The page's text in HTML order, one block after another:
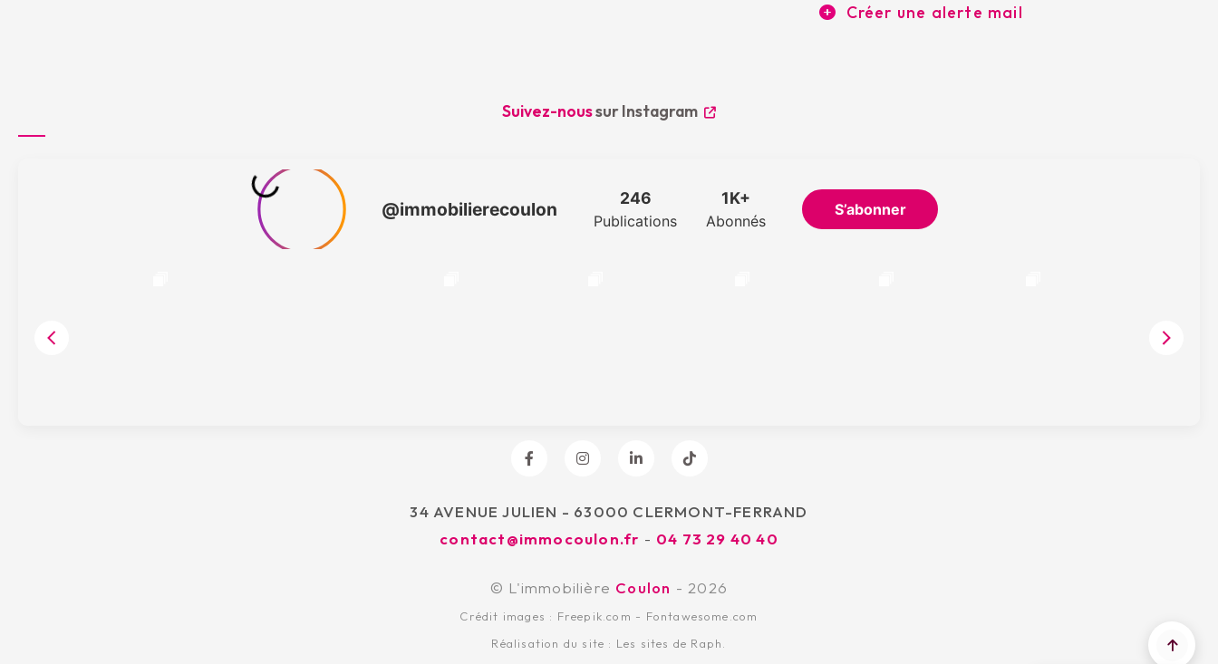
Créer une alerte mail
Suivez-noussur Instagram
34 AVENUE JULIEN - 63000 CLERMONT-FERRAND
contact@immocoulon.fr - 04 73 29 40 40
© L'immobilière Coulon - 2026
Crédit images : Freepik.com - Fontawesome.com
Réalisation du site : Les sites de Raph.